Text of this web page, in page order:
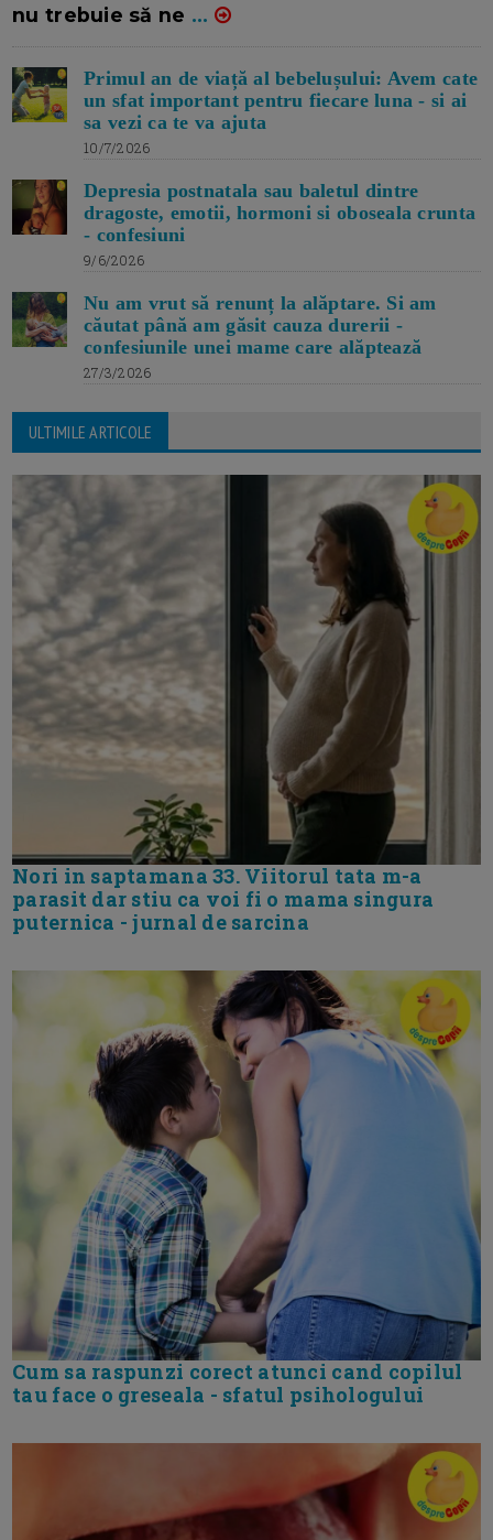
nu trebuie să ne ...
Primul an de viață al bebelușului: Avem cate
un sfat important pentru fiecare luna - si ai
sa vezi ca te va ajuta
10/7/2026
Depresia postnatala sau baletul dintre
dragoste, emotii, hormoni si oboseala crunta
- confesiuni
9/6/2026
Nu am vrut să renunț la alăptare. Si am
căutat până am găsit cauza durerii -
confesiunile unei mame care alăptează
27/3/2026
ULTIMILE ARTICOLE
Nori in saptamana 33. Viitorul tata m-a
parasit dar stiu ca voi fi o mama singura
puternica - jurnal de sarcina
Cum sa raspunzi corect atunci cand copilul
tau face o greseala - sfatul psihologului